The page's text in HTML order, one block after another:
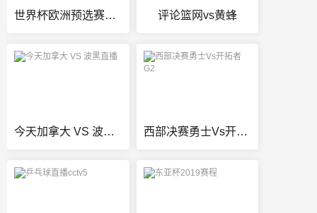
世界杯欧洲预选赛竞猜结果 评论篮网vs黄蜂
今天加拿大 VS 波黑直播 西部决赛勇士Vs开拓者G2